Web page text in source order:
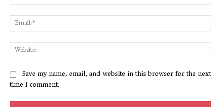
Save my name, email, and website in this browser for the next
time I comment.